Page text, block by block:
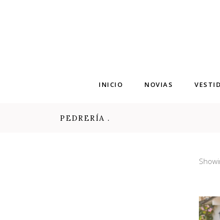
INICIO NOVIAS
PEDRERÍA .